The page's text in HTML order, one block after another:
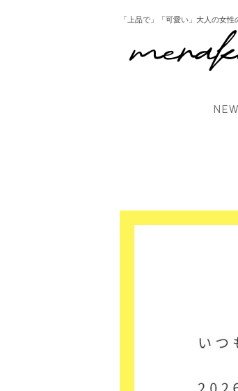
「上品で」「可愛い」大人の女
maaさんコラボ インタックワイドパンツ パ